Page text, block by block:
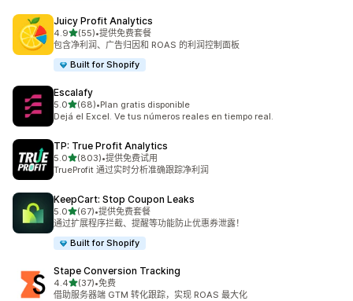
Juicy Profit Analytics
4.9星（满分 5 星）
(55)
总共 55 条评论
•提供免费套餐
包含净利润、广告归因和 ROAS 的利润控制面板
Built for Shopify
Escalafy
5.0星（满分 5 星）
(68)
总共 68 条评论
•Plan gratis disponible
Dejá el Excel. Ve tus números reales en tiempo real.
TP: True Profit Analytics
5.0星（满分 5 星）
(803)
总共 803 条评论
•提供免费试用
TrueProfit 通过实时分析准确跟踪净利润
KeepCart: Stop Coupon Leaks
5.0星（满分 5 星）
(67)
总共 67 条评论
•提供免费套餐
通过扩展程序拦截、提醒等功能防止优惠券泄露！
Built for Shopify
Stape Conversion Tracking
4.4星（满分 5 星）
(37)
总共 37 条评论
•免费
借助服务器端 GTM 转化跟踪，实现 ROAS 最大化